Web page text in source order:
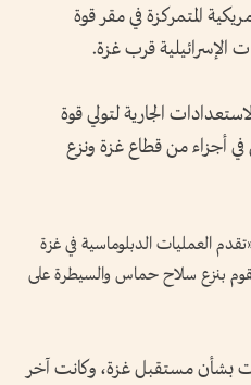
المتمركزة في مقر قوة
الإسرائيلية قرب غزة.
الجارية لتولي قوة
في أجزاء من قطاع غزة ونزع
العمليات الدبلوماسية في غزة
بنزع سلاح حماس والسيطرة على
بشأن مستقبل غزة، وكانت آخر